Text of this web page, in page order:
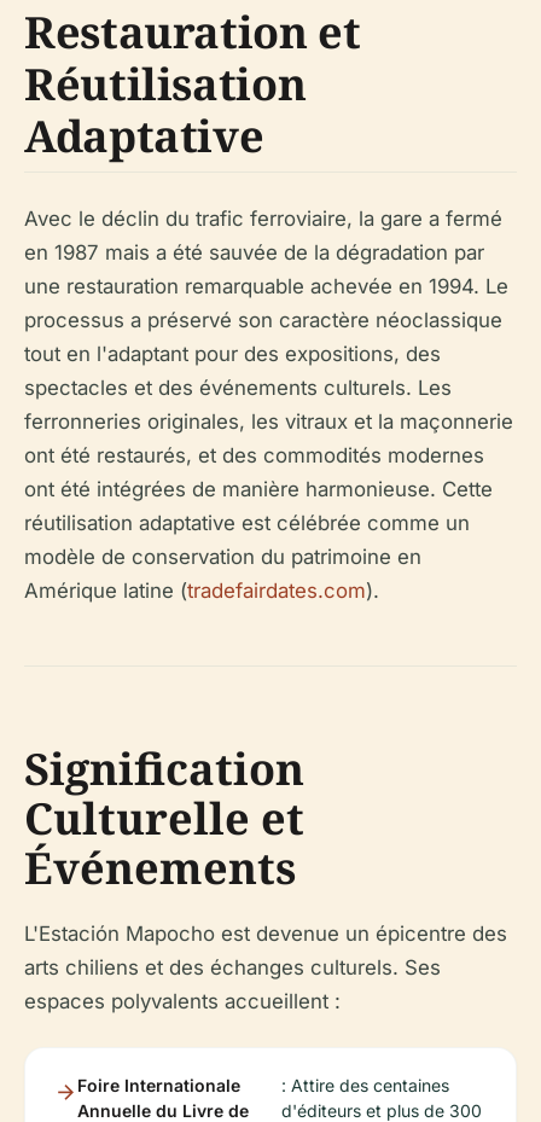
Restauration et
Réutilisation
Adaptative
Avec le déclin du trafic ferroviaire, la gare a fermé
en 1987 mais a été sauvée de la dégradation par
une restauration remarquable achevée en 1994. Le
processus a préservé son caractère néoclassique
tout en l'adaptant pour des expositions, des
spectacles et des événements culturels. Les
ferronneries originales, les vitraux et la maçonnerie
ont été restaurés, et des commodités modernes
ont été intégrées de manière harmonieuse. Cette
réutilisation adaptative est célébrée comme un
modèle de conservation du patrimoine en
Amérique latine (tradefairdates.com).
Signification
Culturelle et
Événements
L'Estación Mapocho est devenue un épicentre des
arts chiliens et des échanges culturels. Ses
espaces polyvalents accueillent :
Foire Internationale
Annuelle du Livre de
: Attire des centaines
d'éditeurs et plus de 300